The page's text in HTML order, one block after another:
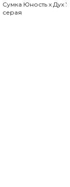
Сумка Юность х Дух
серая